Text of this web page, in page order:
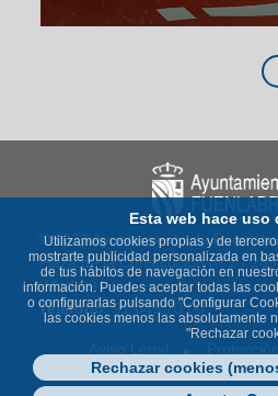
© 2023 Ayuntamiento de
Plaza de la Constitución nº 1 -
(Madrid)
Teléfono: 91 649 70 00
Política de Cookies
Esta web hace uso
Utilizamos cookies propias y de
mostrarte publicidad personalizada en
de tus hábitos de navegación en
información. Puedes aceptar todas las
o configurarlas pulsando "Configurar
las cookies menos las absolutamente
"Rechazar
Rechazar cookies